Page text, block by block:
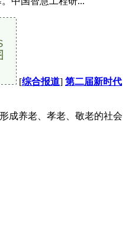
[综合报道] 第二届新时代
成养老、孝老、敬老的社会